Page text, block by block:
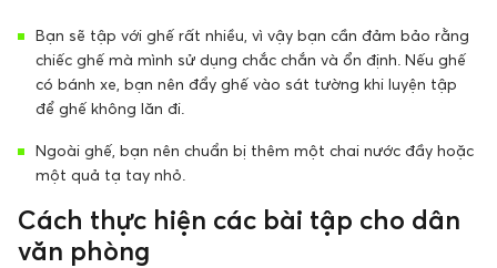
Bạn sẽ tập với ghế rất nhiều, vì vậy bạn cần đảm bảo rằng
chiếc ghế mà mình sử dụng chắc chắn và ổn định. Nếu ghế
có bánh xe, bạn nên đẩy ghế vào sát tường khi luyện tập
để ghế không lăn đi.
Ngoài ghế, bạn nên chuẩn bị thêm một chai nước đầy hoặc
một quả tạ tay nhỏ.
Cách thực hiện các bài tập cho dân
văn phòng